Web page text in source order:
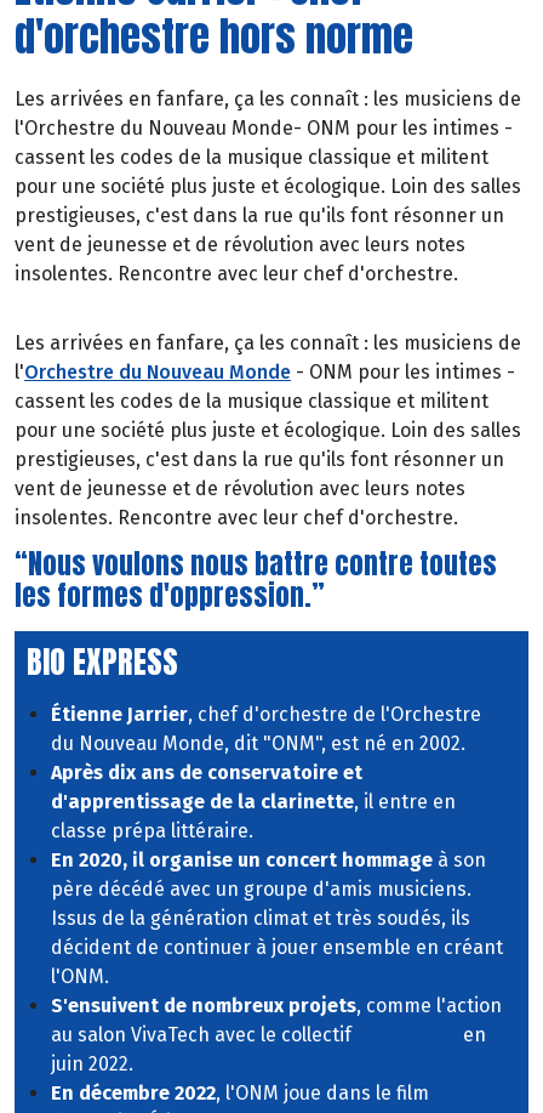
d'orchestre hors norme
Les arrivées en fanfare, ça les connaît : les musiciens de
l'Orchestre du Nouveau Monde- ONM pour les intimes -
cassent les codes de la musique classique et militent
pour une société plus juste et écologique. Loin des salles
prestigieuses, c'est dans la rue qu'ils font résonner un
vent de jeunesse et de révolution avec leurs notes
insolentes. Rencontre avec leur chef d'orchestre.
Les arrivées en fanfare, ça les connaît : les musiciens de
l'Orchestre du Nouveau Monde - ONM pour les intimes -
cassent les codes de la musique classique et militent
pour une société plus juste et écologique. Loin des salles
prestigieuses, c'est dans la rue qu'ils font résonner un
vent de jeunesse et de révolution avec leurs notes
insolentes. Rencontre avec leur chef d'orchestre.
“Nous voulons nous battre contre toutes
les formes d'oppression.”
BIO EXPRESS
Étienne Jarrier, chef d'orchestre de l'Orchestre
du Nouveau Monde, dit "ONM", est né en 2002.
Après dix ans de conservatoire et
d'apprentissage de la clarinette, il entre en
classe prépa littéraire.
En 2020, il organise un concert hommage à son
père décédé avec un groupe d'amis musiciens.
Issus de la génération climat et très soudés, ils
décident de continuer à jouer ensemble en créant
l'ONM.
S'ensuivent de nombreux projets, comme l'action
au salon VivaTech avec le collectif
en
juin 2022.
En décembre 2022, l'ONM joue dans le film